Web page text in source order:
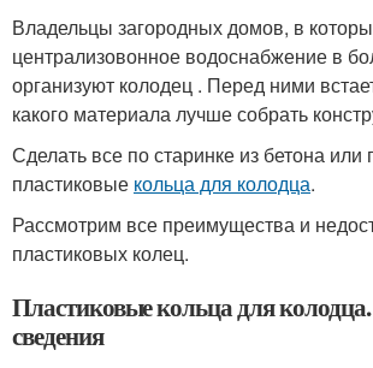
Владельцы загородных домов, в
централизовонное водоснабжение в
организуют колодец . Перед ними
какого материала лучше собрать
Сделать все по старинке из бетона или
пластиковые кольца для колодца.
Рассмотрим все преимущества и
пластиковых колец.
Пластиковые кольца для
сведения